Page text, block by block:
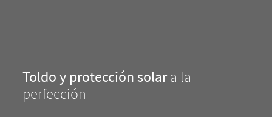
Toldo y protección solara la
perfección